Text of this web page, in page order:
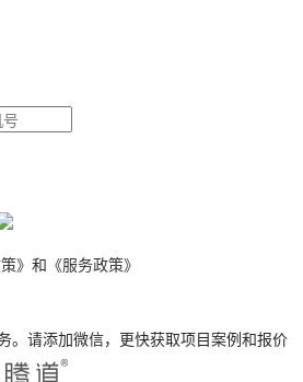
》 和 《服务政策》
。请添加微信，更快获取项目案例和报价